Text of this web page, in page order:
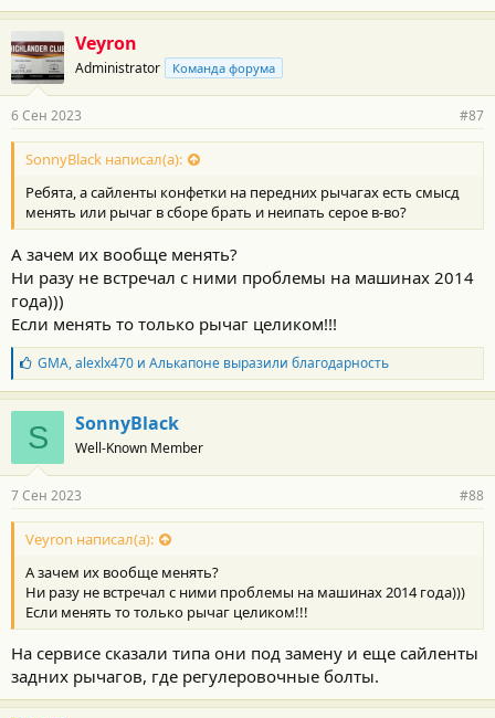
Veyron
Administrator Команда форума
6 Сен 2023 #87
SonnyBlack написал(а):
Ребята, а сайленты конфетки на передних рычагах есть смысд
менять или рычаг в сборе брать и неипать серое в-во?
А зачем их вообще менять?
Ни разу не встречал с ними проблемы на машинах 2014
года)))
Если менять то только рычаг целиком!!!
Б
л
а
г
о
д
а
н
о
с
и
:
GMA,alexlx470и Алькапоневыразили благодарность
S SonnyBlack
Well-Known Member
7 Сен 2023 #88
Veyron написал(а):
А зачем их вообще менять?
Ни разу не встречал с ними проблемы на машинах 2014 года)))
Если менять то только рычаг целиком!!!
На сервисе сказали типа они под замену и еще сайленты
задних рычагов, где регулеровочные болты.